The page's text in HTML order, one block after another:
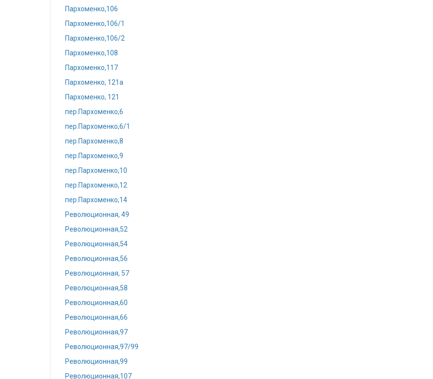
Пархоменко,106
Пархоменко,106/1
Пархоменко,106/2
Пархоменко,108
Пархоменко,117
Пархоменко, 121а
Пархоменко, 121
пер.Пархоменко,6
пер.Пархоменко,6/1
пер.Пархоменко,8
пер.Пархоменко,9
пер.Пархоменко,10
пер.Пархоменко,12
пер.Пархоменко,14
Революционная, 49
Революционная,52
Революционная,54
Революционная,56
Революционная, 57
Революционная,58
Революционная,60
Революционная,66
Революционная,97
Революционная,97/99
Революционная,99
Революционная,107